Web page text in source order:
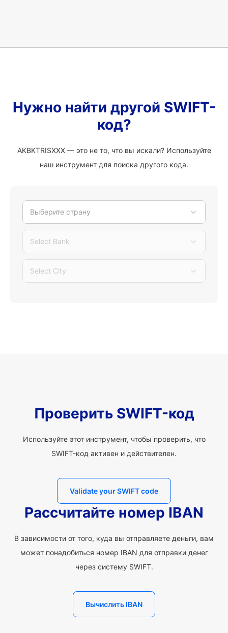
Нужно найти другой SWIFT-
код?
AKBKTRISXXX — это не то, что вы искали? Используйте
наш инструмент для поиска другого кода.
Выберите страну
Select Bank
Select City
Проверить SWIFT-код
Используйте этот инструмент, чтобы проверить, что
SWIFT-код активен и действителен.
Validate your SWIFT code
Рассчитайте номер IBAN
В зависимости от того, куда вы отправляете деньги, вам
может понадобиться номер IBAN для отправки денег
через систему SWIFT.
Вычислить IBAN